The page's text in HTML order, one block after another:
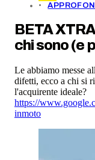
BETA
chi sono (e
Le abbiamo messe
difetti, ecco a chi si
l'acquirente ideale?
https://
inmoto